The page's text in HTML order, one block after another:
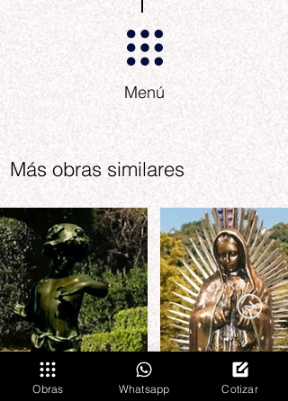
Menú
Más obras similares
Obras Whatsapp Cotizar